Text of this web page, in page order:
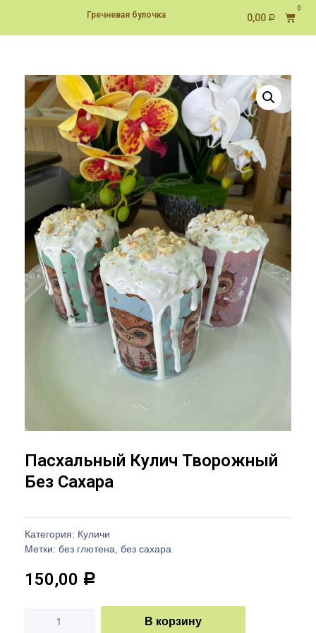
Гречневая булочка 0,00 Р
Пасхальный Кулич Творожный
Без Сахара
Категория: Куличи
Метки: без глютена без сахара
150,00 Р
В корзину